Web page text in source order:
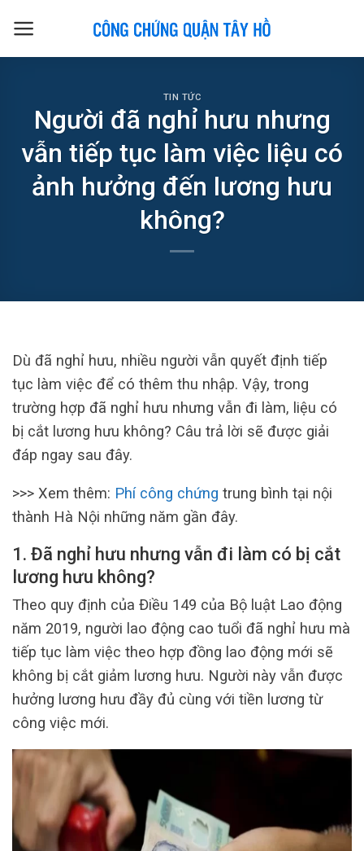
TIN TỨC
Người đã nghỉ hưu nhưng
vẫn tiếp tục làm việc liệu có
ảnh hưởng đến lương hưu
không?
Dù đã nghỉ hưu, nhiều người vẫn quyết định tiếp
tục làm việc để có thêm thu nhập. Vậy, trong
trường hợp đã nghỉ hưu nhưng vẫn đi làm, liệu có
bị cắt lương hưu không? Câu trả lời sẽ được giải
đáp ngay sau đây.
>>> Xem thêm: Phí công chứng trung bình tại nội
thành Hà Nội những năm gần đây.
1. Đã nghỉ hưu nhưng vẫn đi làm có bị cắt
lương hưu không?
Theo quy định của Điều 149 của Bộ luật Lao động
năm 2019, người lao động cao tuổi đã nghỉ hưu mà
tiếp tục làm việc theo hợp đồng lao động mới sẽ
không bị cắt giảm lương hưu. Người này vẫn được
hưởng lương hưu đầy đủ cùng với tiền lương từ
công việc mới.